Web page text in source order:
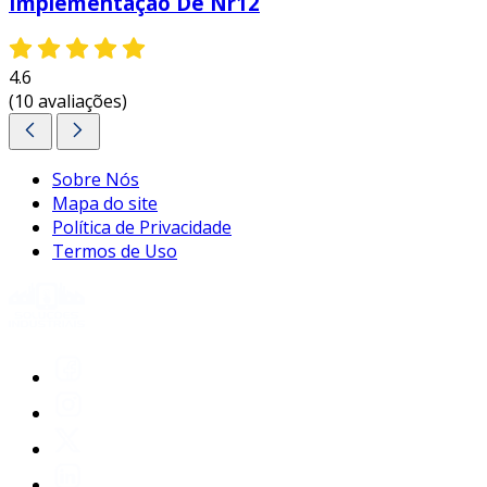
4.6
(10 avaliações)
Sobre Nós
Mapa do site
Política de Privacidade
Termos de Uso